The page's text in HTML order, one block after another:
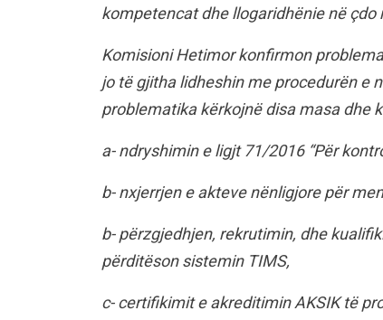
kompetencat dhe llogaridhënie në çdo
Komisioni Hetimor konfirmon
jo të gjitha lidheshin me procedurën e
problematika kërkojnë disa masa dhe
a- ndryshimin e ligjt 71/2016 “Për
b- nxjerrjen e akteve nënligjore për
b- përzgjedhjen, rekrutimin, dhe
përditëson sistemin TIMS,
c- certifikimit e akreditimin AKSIK të